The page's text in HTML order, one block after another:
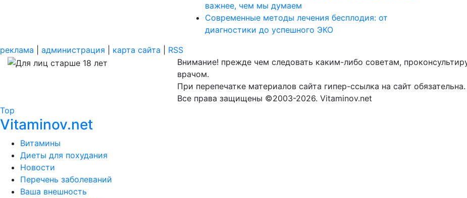
важнее, чем мы думаем
Современные методы лечения бесплодия: от
диагностики до успешного ЭКО
реклама
администрация карта сайта
RSS
Внимание! прежде чем следовать каким-либо советам,
врачом.
При перепечатке материалов сайта гипер-ссылка на сайт обязательна.
Все права защищены ©2003-2026. Vitaminov.net
Top
Vitaminov.net
Витамины
Диеты для похудания
Новости
Перечень заболеваний
Ваша внешность